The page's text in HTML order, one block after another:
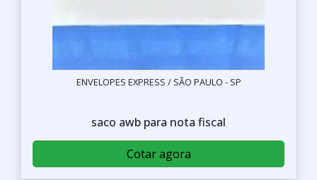
ENVELOPES EXPRESS / SÃO PAULO - SP
saco awb para nota fiscal
Cotar agora